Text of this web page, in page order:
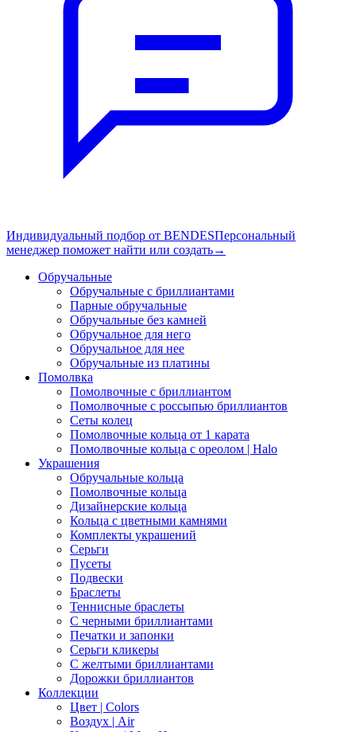
Индивидуальный подбор от BENDESПерсональный
менеджер поможет найти или создать→
Обручальные
Обручальные с бриллиантами
Парные обручальные
Обручальные без камней
Обручальное для него
Обручальное для нее
Обручальные из платины
Помолвка
Помолвочные с бриллиантом
Помолвочные с россыпью бриллиантов
Сеты колец
Помолвочные кольца от 1 карата
Помолвочные кольца с ореолом | Halo
Украшения
Обручальные кольца
Помолвочные кольца
Дизайнерские кольца
Кольца с цветными камнями
Комплекты украшений
Серьги
Пусеты
Подвески
Браслеты
Теннисные браслеты
C черными бриллиантами
Печатки и запонки
Серьги кликеры
С желтыми бриллиантами
Дорожки бриллиантов
Коллекции
Цвет | Colors
Воздух | Air